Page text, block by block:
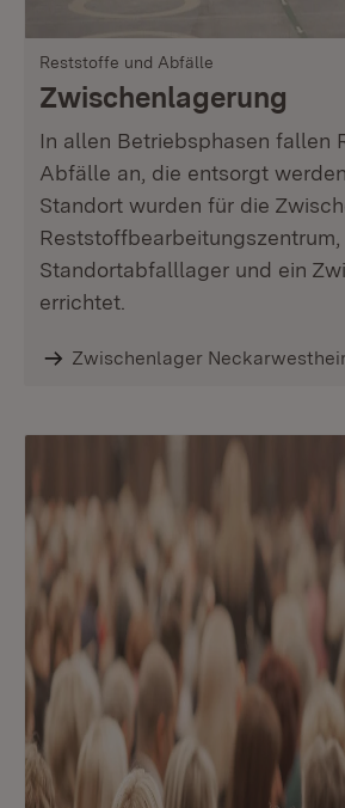
Reststoffe und Abfälle
Zwischenlagerung
In allen Betriebsphasen fallen
Abfälle an, die entsorgt
Standort wurden für die
Reststoffbearbeitungszentrum,
Standortabfalllager und ein
errichtet.
Zwischenlager